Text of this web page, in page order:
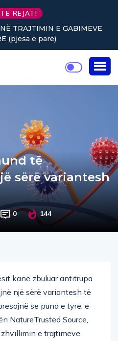
REJAT!
punuar? Tre truke të vogla
energjinë
të
sërë variantesh
0 144
kanë zbuluar antitrupa
një sërë variantesh të
se puna e tyre, e
NatureTrusted Source,
e trajtimeve